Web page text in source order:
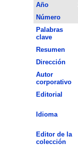
Año
Número
Palabras
clave
Resumen
Dirección
Autor
corporativo
Editorial
Idioma
Editor de la
colección